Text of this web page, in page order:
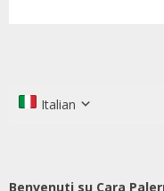
Italian
Benvenuti su Cara